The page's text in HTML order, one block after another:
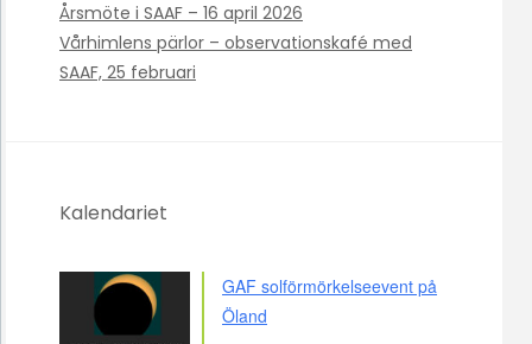
Årsmöte i SAAF – 16 april 2026
Vårhimlens pärlor – observationskafé med
SAAF, 25 februari
Kalendariet
GAF solförmörkelseevent på
Öland